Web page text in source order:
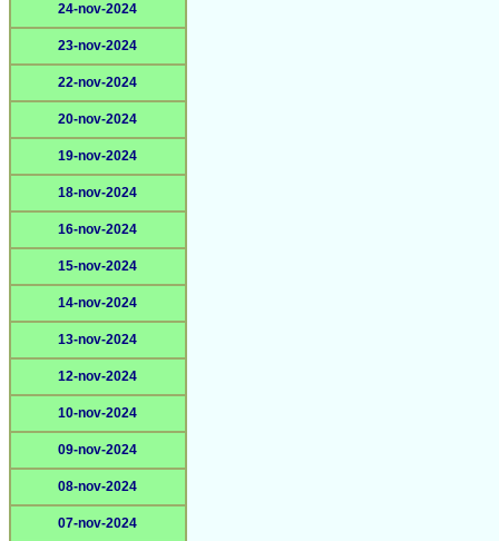
24-nov-2024
23-nov-2024
22-nov-2024
20-nov-2024
19-nov-2024
18-nov-2024
16-nov-2024
15-nov-2024
14-nov-2024
13-nov-2024
12-nov-2024
10-nov-2024
09-nov-2024
08-nov-2024
07-nov-2024